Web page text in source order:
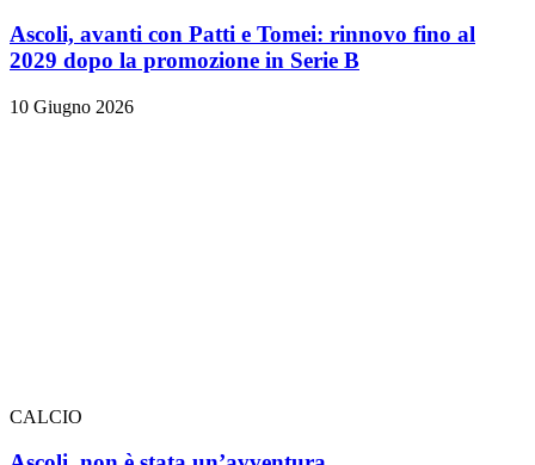
Ascoli, avanti con Patti e Tomei: rinnovo fino al
2029 dopo la promozione in Serie B
10 Giugno 2026
CALCIO